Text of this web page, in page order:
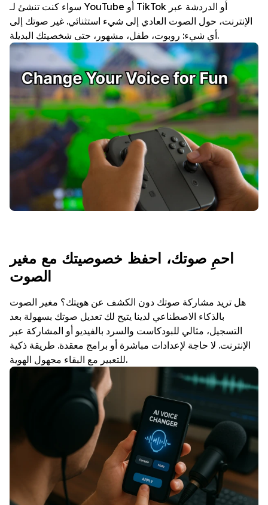
سواء كنت تنشئ لـ YouTube أو TikTok أو الدردشة عبر
الإنترنت، حول الصوت العادي إلى شيء استثنائي. غير صوتك إلى
أي شيء: روبوت، طفل، مشهور، حتى شخصيتك البديلة.
احمِ صوتك، احفظ خصوصيتك مع مغير
الصوت
هل تريد مشاركة صوتك دون الكشف عن هويتك؟ مغير الصوت
بالذكاء الاصطناعي لدينا يتيح لك تعديل صوتك بسهولة بعد
التسجيل، مثالي للبودكاست والسرد بالفيديو أو المشاركة عبر
الإنترنت. لا حاجة لإعدادات مباشرة أو برامج معقدة. طريقة ذكية
للتعبير مع البقاء مجهول الهوية.